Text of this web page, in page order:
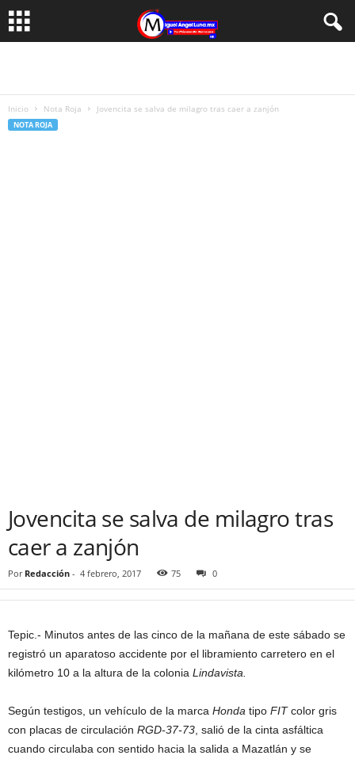
Inicio Nota Roja Jovencita se salva de milagro tras caer a zanjón
NOTA ROJA
Jovencita se salva de milagro tras
caer a zanjón
Por Redacción - 4 febrero, 2017 75 0
Tepic.- Minutos antes de las cinco de la mañana de este sábado se
registró un aparatoso accidente por el libramiento carretero en el
kilómetro 10 a la altura de la colonia Lindavista.
Según testigos, un vehículo de la marca Honda tipo FITcolor gris
con placas de circulación RGD-37-73 , salió de la cinta asfáltica
cuando circulaba con sentido hacia la salida a Mazatlán y se